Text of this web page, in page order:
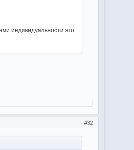
индивидуальности это
32